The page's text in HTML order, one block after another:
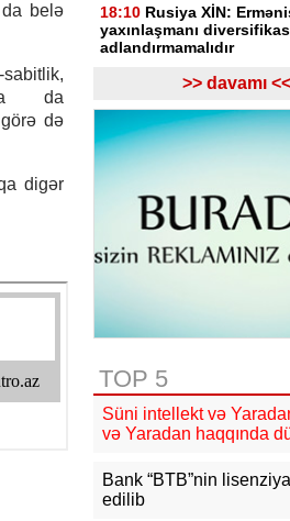
belə
da
də
digər
18:10 Rusiya XİN:
yaxınlaşmanı
adlandırmamalıdır
Rasim İldırımzadə,
Mirzəzadə və Qoşqar
apellyasiya şikayəti üzrə
başlayıb
azərbaycanlı sürücülərin
saxlanılması məsələsini
çırpılıb, ölən və xəsarət
FOTO
16:31 Bu il dövlət
mlrd. manata yaxın vergi
16:04
Tramp zəng etdi -
təcili iclas təyin olundu
>> davamı <<
TOP 5
Süni intellekt və
və Yaradan haqqında
Bank “BTB”nin
edilib